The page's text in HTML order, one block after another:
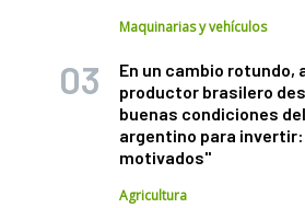
Maquinarias y vehículos
En un cambio rotundo,
productor brasilero
buenas condiciones
argentino para
motivados"
Agricultura